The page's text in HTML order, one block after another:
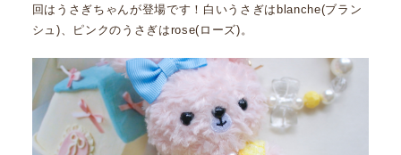
回はうさぎちゃんが登場です！白いうさぎはblanche(ブラン
シュ)、ピンクのうさぎはrose(ローズ)。